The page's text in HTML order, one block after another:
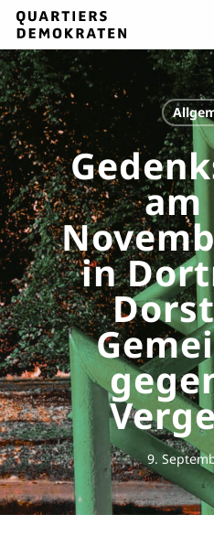
Skip
main
content
am
in
9.